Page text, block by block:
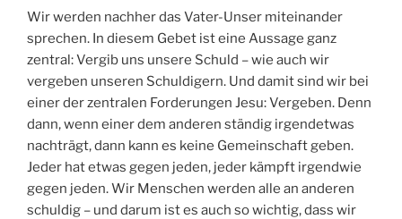
Wir werden nachher das Vater-Unser miteinander
sprechen. In diesem Gebet ist eine Aussage ganz
zentral: Vergib uns unsere Schuld – wie auch wir
vergeben unseren Schuldigern. Und damit sind wir bei
einer der zentralen Forderungen Jesu: Vergeben. Denn
dann, wenn einer dem anderen ständig irgendetwas
nachträgt, dann kann es keine Gemeinschaft geben.
Jeder hat etwas gegen jeden, jeder kämpft irgendwie
gegen jeden. Wir Menschen werden alle an anderen
schuldig – und darum ist es auch so wichtig, dass wir